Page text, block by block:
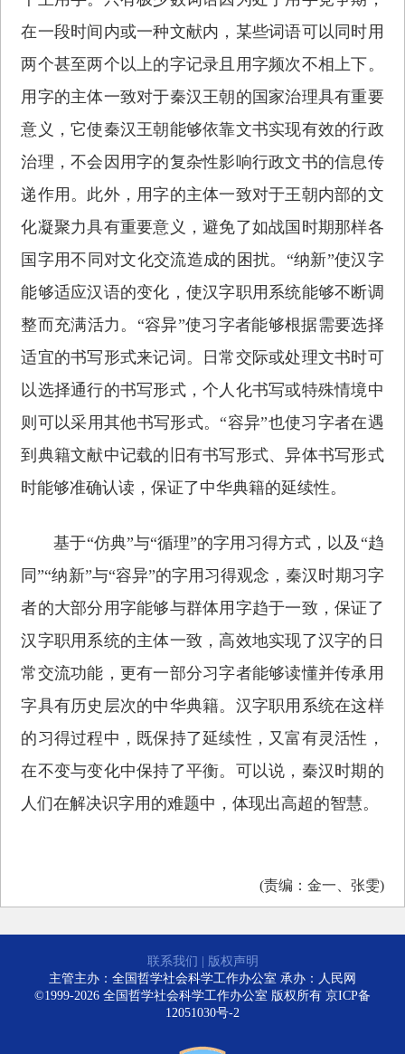
在一段时间内或一种文献内，某些词语可以同时用
两个甚至两个以上的字记录且用字频次不相上下。
用字的主体一致对于秦汉王朝的国家治理具有重要
意义，它使秦汉王朝能够依靠文书实现有效的行政
治理，不会因用字的复杂性影响行政文书的信息传
递作用。此外，用字的主体一致对于王朝内部的文
化凝聚力具有重要意义，避免了如战国时期那样各
国字用不同对文化交流造成的困扰。“纳新”使汉字
能够适应汉语的变化，使汉字职用系统能够不断调
整而充满活力。“容异”使习字者能够根据需要选择
适宜的书写形式来记词。日常交际或处理文书时可
以选择通行的书写形式，个人化书写或特殊情境中
则可以采用其他书写形式。“容异”也使习字者在遇
到典籍文献中记载的旧有书写形式、异体书写形式
时能够准确认读，保证了中华典籍的延续性。
基于“仿典”与“循理”的字用习得方式，以及“趋
同”“纳新”与“容异”的字用习得观念，秦汉时期习字
者的大部分用字能够与群体用字趋于一致，保证了
汉字职用系统的主体一致，高效地实现了汉字的日
常交流功能，更有一部分习字者能够读懂并传承用
字具有历史层次的中华典籍。汉字职用系统在这样
的习得过程中，既保持了延续性，又富有灵活性，
在不变与变化中保持了平衡。可以说，秦汉时期的
人们在解决识字用的难题中，体现出高超的智慧。
(责编：金一、张雯)
联系我们
版权声明
主管主办：全国哲学社会科学工作办公室 承办：人民网
©1999-2026 全国哲学社会科学工作办公室 版权所有 京ICP备
12051030号-2